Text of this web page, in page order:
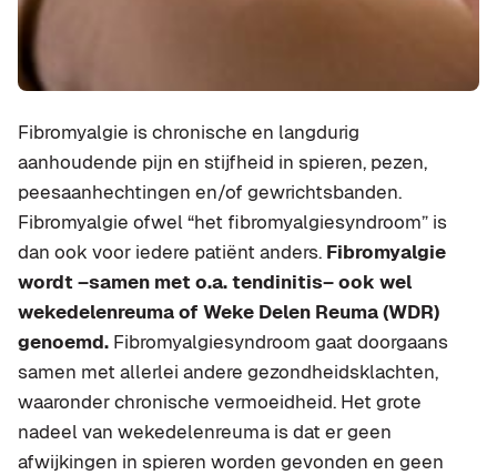
Fibromyalgie is chronische en langdurig
aanhoudende pijn en stijfheid in spieren, pezen,
peesaanhechtingen en/of gewrichtsbanden.
Fibromyalgie ofwel “het fibromyalgiesyndroom” is
dan ook voor iedere patiënt anders. Fibromyalgie
wordt –samen met o.a. tendinitis– ook wel
wekedelenreuma of Weke Delen Reuma (WDR)
genoemd. Fibromyalgiesyndroom gaat doorgaans
samen met allerlei andere gezondheidsklachten,
waaronder chronische vermoeidheid. Het grote
nadeel van wekedelenreuma is dat er geen
afwijkingen in spieren worden gevonden en geen